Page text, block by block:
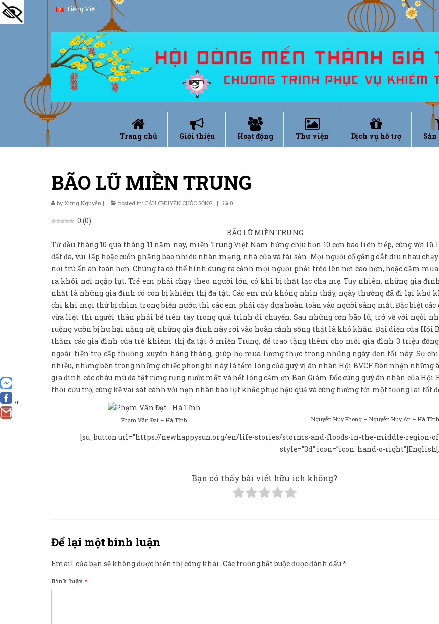
0
Tiếng Việt
Trang chủ Giới thiệu Hoạt động Thư viện Dịch vụ hỗ trợ
BÃO LŨ MIỀN TRUNG
byXứng Nguyễn | posted in: CÂU CHUYỆN CUỘC SỐNG | 0
0 (0)
BÃO LŨ MIỀN TRUNG
Từ đầu tháng 10 qua tháng 11 năm nay, miền Trung Việt Nam hứng chịu hơn 10 cơn bão liên tiếp, cùng với lũ
đất đã, vùi lấp hoặc cuốn phăng bao nhiêu nhân mạng, nhà cửa và tài sản. Mọi người cố gắng dắt dìu nhau
nơi trú ẩn an toàn hơn. Chúng ta có thể hình dung ra cảnh mọi người phải trèo lên nơi cao hơn, hoặc dầm
ra khỏi nơi ngập lụt. Trẻ em phải chạy theo người lớn, có khi bị thất lạc cha mẹ. Tuy nhiên, những gia
nhất là những gia đình có con bị khiếm thị đa tật. Các em mù không nhìn thấy, ngày thường đã đi lại khó
chi khi mọi thứ bị chìm trong biển nước, thì các em phải cậy dựa hoàn toàn vào người sáng mắt. Đặc biệt các
vừa liệt thì người thân phải bế trên tay trong quá trình di chuyển. Sau những cơn bão lũ, trở về với ngôi
ruộng vườn bị hư hại nặng nề, những gia đình này rơi vào hoàn cảnh sống thật là khó khăn. Đại diện của Hội
thăm các gia đình của trẻ khiếm thị đa tật ở miền Trung, để trao tặng thêm cho mỗi gia đình 3 triệu
ngoài tiền trợ cấp thường xuyên hàng tháng, giúp họ mua lương thực trong những ngày đen tối này. Sự
nhiều, nhưng bên trong những chiếc phong bì này là tấm lòng của quý vị ân nhân Hội BVCF. Đón nhận những
gia đình các cháu mù đa tật rưng rưng nước mắt và hết lòng cảm ơn Ban Giám Đốc cùng quý ân nhân của Hội
thời cứu trợ, cùng kề vai sát cánh với nạn nhân bão lụt khắc phục hậu quả và cùng hướng tới một tương lai tốt
Phạm Văn Đạt – Hà Tĩnh Nguyễn Huy Phong – Nguyễn Huy An – Hà Tĩnh
[su_button url=”https://newhappysun.org/en/life-stories/storms-and-floods-in-the-middle-region-
style=”3d” icon=”icon: hand-o-
Bạn có thấy bài viết hữu ích không?
Để lại một bình luận
Email của bạn sẽ không được hiển thị công khai. Các trường bắt buộc được đánh dấu*
Bình luận *